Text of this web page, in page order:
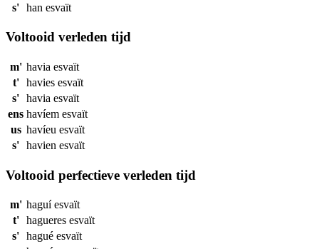
s' han esvaït
Voltooid verleden tijd
m' havia esvaït
t'
havies esvaït
s' havia esvaït
ens havíem esvaït
us havíeu esvaït
s' havien esvaït
Voltooid perfectieve verleden tijd
m' haguíesvaït
t'
hagueres esvaït
s' hagué esvaït